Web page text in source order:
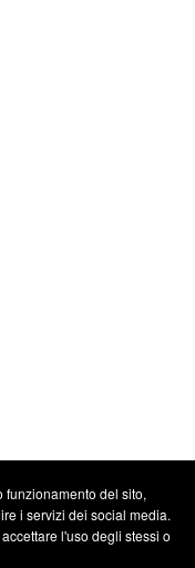
funzionamento del sito,
i servizi dei social media.
l'uso degli stessi o